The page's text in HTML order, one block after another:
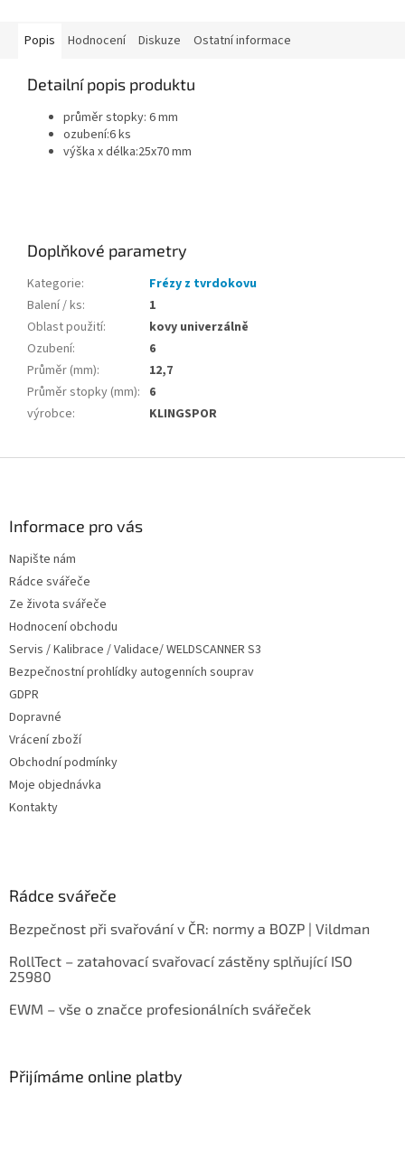
Popis Hodnocení Diskuze Ostatní informace
Detailní popis produktu
průměr stopky: 6 mm
ozubení:6 ks
výška x délka:25x70 mm
Doplňkové parametry
Kategorie:
Frézy z tvrdokovu
Balení / ks:
1
Oblast použití:
kovy univerzálně
Ozubení:
6
Průměr (mm):
12,7
Průměr stopky (mm): 6
výrobce: KLINGSPOR
Informace pro vás
Napište nám
Rádce svářeče
Ze života svářeče
Hodnocení obchodu
Servis / Kalibrace / Validace/ WELDSCANNER S3
Bezpečnostní prohlídky autogenních souprav
GDPR
Dopravné
Vrácení zboží
Obchodní podmínky
Moje objednávka
Kontakty
Rádce svářeče
Bezpečnost při svařování v ČR: normy a BOZP | Vildman
RollTect – zatahovací svařovací zástěny splňující ISO
25980
EWM – vše o značce profesionálních svářeček
Přijímáme online platby